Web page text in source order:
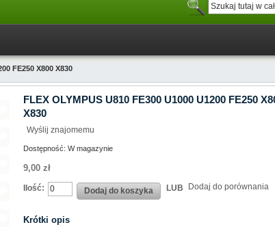
FE250 X800 X830
FLEX OLYMPUS U810 FE300 U1000 U1200 FE250
X830
Wyślij znajomemu
Dostępność: W magazynie
9,00 zł
Ilość: Dodaj do koszyka LUB Dodaj do porównania
Krótki opis